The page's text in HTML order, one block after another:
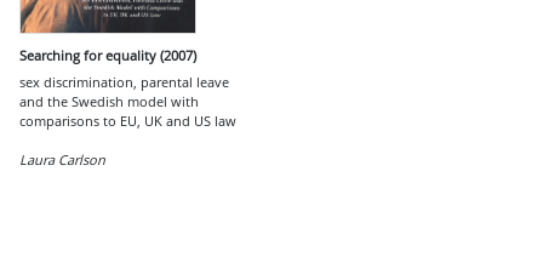
Searching for equality (2007)
sex discrimination, parental leave
and the Swedish model with
comparisons to EU, UK and US law
Laura Carlson